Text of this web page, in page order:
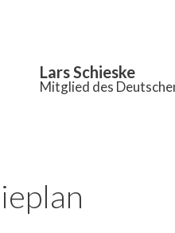
Lars Schieske
Mitglied des